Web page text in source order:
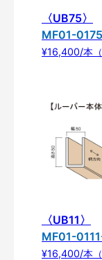
〈UB75〉
MF01-
¥16,400/本（
〈UB11〉
MF01-
¥16,400/本（